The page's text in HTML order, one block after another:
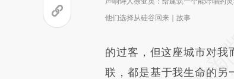
他们选择从硅谷回来｜故事
的过客，但这座城市对我
联，都是基于我生命的